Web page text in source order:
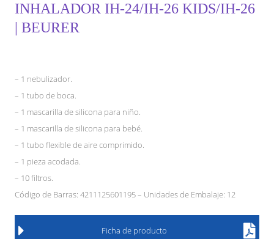
INHALADOR IH-24/IH-26 KIDS/IH-26
| BEURER
– 1 nebulizador.
– 1 tubo de boca.
– 1 mascarilla de silicona para niño.
– 1 mascarilla de silicona para bebé.
– 1 tubo flexible de aire comprimido.
– 1 pieza acodada.
– 10 filtros.
Código de Barras: 4211125601195 – Unidades de Embalaje: 12
Ficha de producto